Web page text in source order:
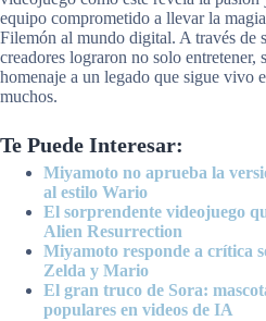
equipo comprometido a llevar la
Filemón al mundo digital. A través de
creadores lograron no solo entretener,
homenaje a un legado que sigue vivo
muchos.
Te Puede Interesar:
Miyamoto no aprueba la
al estilo Wario
El sorprendente videojuego
Alien Resurrection
Miyamoto responde a crítica
Zelda y Mario
El gran truco de Sora:
populares en videos de IA